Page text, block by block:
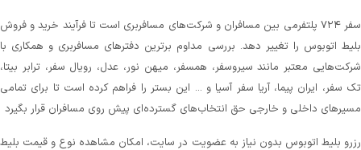
سفر ۷۲۴ پلتفرمی بین مسافران و شرکت‌های مسافربری است تا فرآیند خرید و فروش
اتوبوس را تغییر دهد. بررسی مداوم برترین دفترهای مسافربری و همکاری با
معتبر مانند سیروسفر، همسفر، میهن‌ نور، عدل، رویال سفر، ترابر بیتا،
سفر، ایران پیما، آریا سفر آسیا و ... این بستر را فراهم کرده است تا برای تمامی
داخلی و خارجی حق انتخاب‌های گسترده‌ای پیش روی مسافران قرار بگیرد
بلیط اتوبوس بدون نیاز به عضویت در سایت، امکان مشاهده نوع و قیمت بلیط